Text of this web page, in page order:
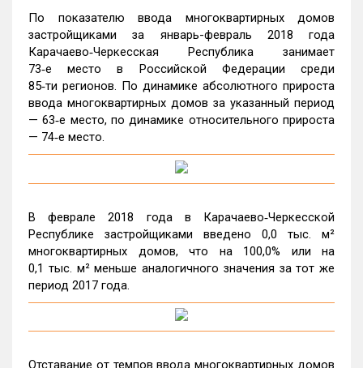
По показателю ввода многоквартирных домов
застройщиками за январь-февраль 2018 года
Карачаево‑Черкесская Республика занимает
73‑е место в Российской Федерации среди
85‑ти регионов. По динамике абсолютного прироста
ввода многоквартирных домов за указанный период
— 63‑е место, по динамике относительного прироста
— 74‑е место.
В феврале 2018 года в Карачаево‑Черкесской
Республике застройщиками введено 0,0 тыс. м²
многоквартирных домов, что на 100,0% или на
0,1 тыс. м² меньше аналогичного значения за тот же
период 2017 года.
Отставание от темпов ввода многоквартирных домов